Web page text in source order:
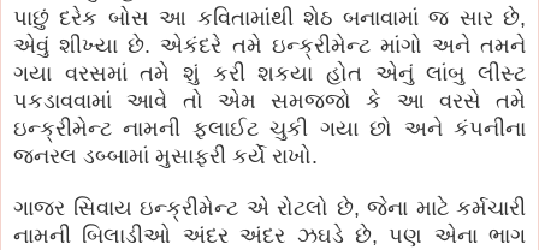
પાછું દરેક બોસ આ કવિતામાંથી શેઠ બનાવામાં જ સાર છે,
એવું શીખ્યા છે. એકંદરે તમે ઇન્ક્રીમેન્ટ માંગો અને તમને
ગયા વરસમાં તમે શું કરી શકયા હોત એનું લાંબુ લીસ્ટ
પકડાવવામાં આવે તો એમ સમજજો કે આ વરસે તમે
ઇન્ક્રીમેન્ટ નામની ફ્લાઈટ ચુકી ગયા છો અને કંપનીના
જનરલ ડબ્બામાં મુસાફરી કર્યે રાખો.
ગાજર સિવાય ઇન્ક્રીમેન્ટ એ રોટલો છે, જેના માટે કર્મચારી
નામની બિલાડીઓ અંદર અંદર ઝઘડે છે, પણ એના ભાગ